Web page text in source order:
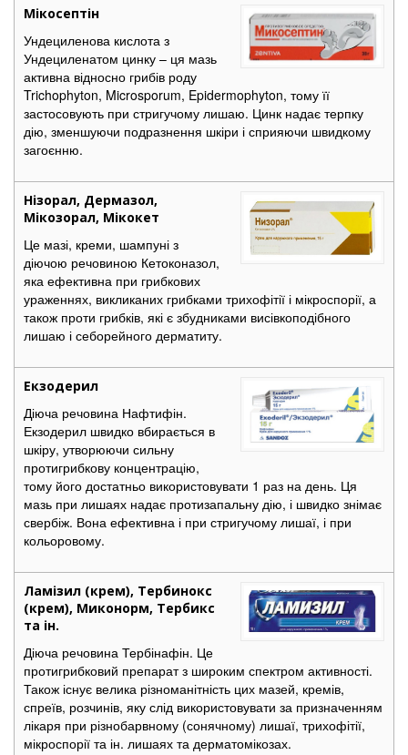
Мікосептін
Ундециленова кислота з
Ундециленатом цинку – ця мазь
активна відносно грибів роду
Trichophyton, Microsporum, Epidermophyton, тому її
застосовують при стригучому лишаю. Цинк надає терпку
дію, зменшуючи подразнення шкіри і сприяючи швидкому
загоєнню.
Нізорал, Дермазол,
Мікозорал, Мікокет
Це мазі, креми, шампуні з
діючою речовиною Кетоконазол,
яка ефективна при грибкових
ураженнях, викликаних грибками трихофітії і мікроспорії, а
також проти грибків, які є збудниками висівкоподібного
лишаю і себорейного дерматиту.
Екзодерил
Діюча речовина Нафтифін.
Екзодерил швидко вбирається в
шкіру, утворюючи сильну
протигрибкову концентрацію,
тому його достатньо використовувати 1 раз на день. Ця
мазь при лишаях надає протизапальну дію, і швидко знімає
свербіж. Вона ефективна і при стригучому лишаї, і при
кольоровому.
Ламізил (крем), Тербинокс
(крем), Миконорм, Тербикс
та ін.
Діюча речовина Тербінафін. Це
протигрибковий препарат з широким спектром активності.
Також існує велика різноманітність цих мазей, кремів,
спреїв, розчинів, яку слід використовувати за призначенням
лікаря при різнобарвному (сонячному) лишаї, трихофітії,
мікроспорії та ін. лишаях та дерматомікозах.